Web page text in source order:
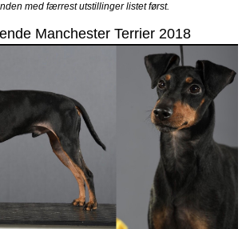
med færrest utstillinger listet først.
Manchester Terrier 2018